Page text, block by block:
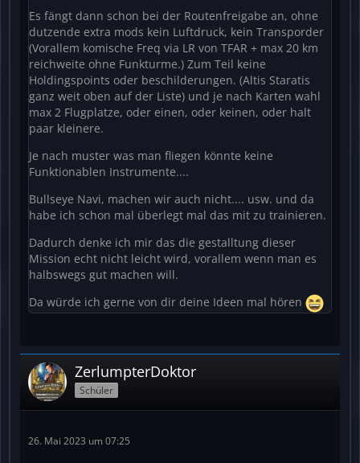
Erzählt doch mal, was haltet ihr davon?
Es fängt dann schon bei der Routenfreigabe an, ohne
dutzende extra mods kein Luftdruck, kein Transporder
(Vorallem komische Freq via LR von TFAR + max 20 km
reichweite ohne Funkturme.) Zum Teil keine
Holdingspoints oder beschilderungen. (Altis Staratis
ganz weit oben auf der Liste) und je nach Karten wahl
max 2 Flugplatze, oder einen, oder keinen, oder halt
paar kleinere.
Je nach muster was man fliegen könnte keine
Funktionablen Instrumente....
Bullseye Navi, machen wir auch nicht.... usw. und da
habe ich schon mal überlegt mal das mit zu trainieren.
Dadurch denke ich mir das die gestalltung dieser
Mission echt nicht leicht wird, vorallem wenn man es
halbswegs gut machen will.
Da würde ich gerne von dir deine Ideen mal hören
ZerlumpterDoktor
Schüler
26. Mai 2023 um 07:25